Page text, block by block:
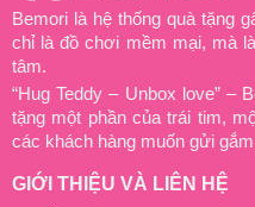
Bemori là hệ thống quà tặng
chỉ là đồ chơi mềm mại, mà
tâm.
“Hug Teddy – Unbox love” –
tặng một phần của trái tim,
các khách hàng muốn gửi
GIỚI THIỆU VÀ LIÊN HỆ